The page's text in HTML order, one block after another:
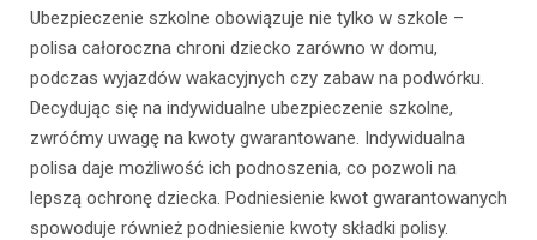
Ubezpieczenie szkolne obowiązuje nie tylko w szkole –
polisa całoroczna chroni dziecko zarówno w domu,
podczas wyjazdów wakacyjnych czy zabaw na podwórku.
Decydując się na indywidualne ubezpieczenie szkolne,
zwróćmy uwagę na kwoty gwarantowane. Indywidualna
polisa daje możliwość ich podnoszenia, co pozwoli na
lepszą ochronę dziecka. Podniesienie kwot gwarantowanych
spowoduje również podniesienie kwoty składki polisy.